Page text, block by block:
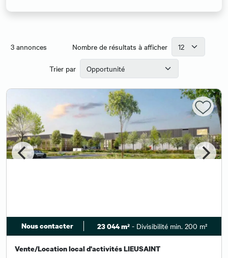
3annonces Nombre de résultats à afficher
Trier par
Nous contacter 23 044 m²- Divisibilité min. 200 m²
Vente/Location local d'activités LIEUSAINT